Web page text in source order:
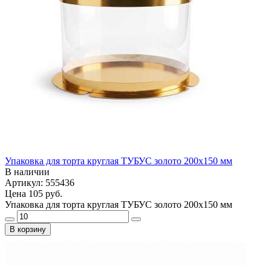
Упаковка для торта круглая ТУБУС золото 200х150 мм
В наличии
Артикул: 555436
Цена 105 руб.
Упаковка для торта круглая ТУБУС золото 200х150 мм
В корзину